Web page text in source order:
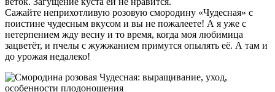
Сажайте неприхотливую розовую смородину «Чудесная» с
поистине чудесным вкусом и вы не пожалеете! А я уже с
нетерпением жду весну и то время, когда моя любимица
зацветёт, и пчелы с жужжанием примутся опылять её. А там и
до урожая недалеко!